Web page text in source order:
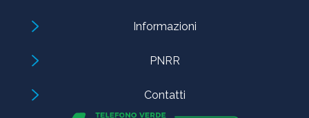
Informazioni
PNRR
Contatti